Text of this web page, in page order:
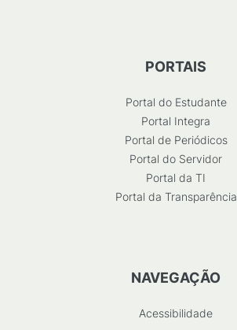
PORTAIS
Portal do Estudante
Portal Integra
Portal de Periódicos
Portal do Servidor
Portal da TI
Portal da Transparência
NAVEGAÇÃO
Acessibilidade